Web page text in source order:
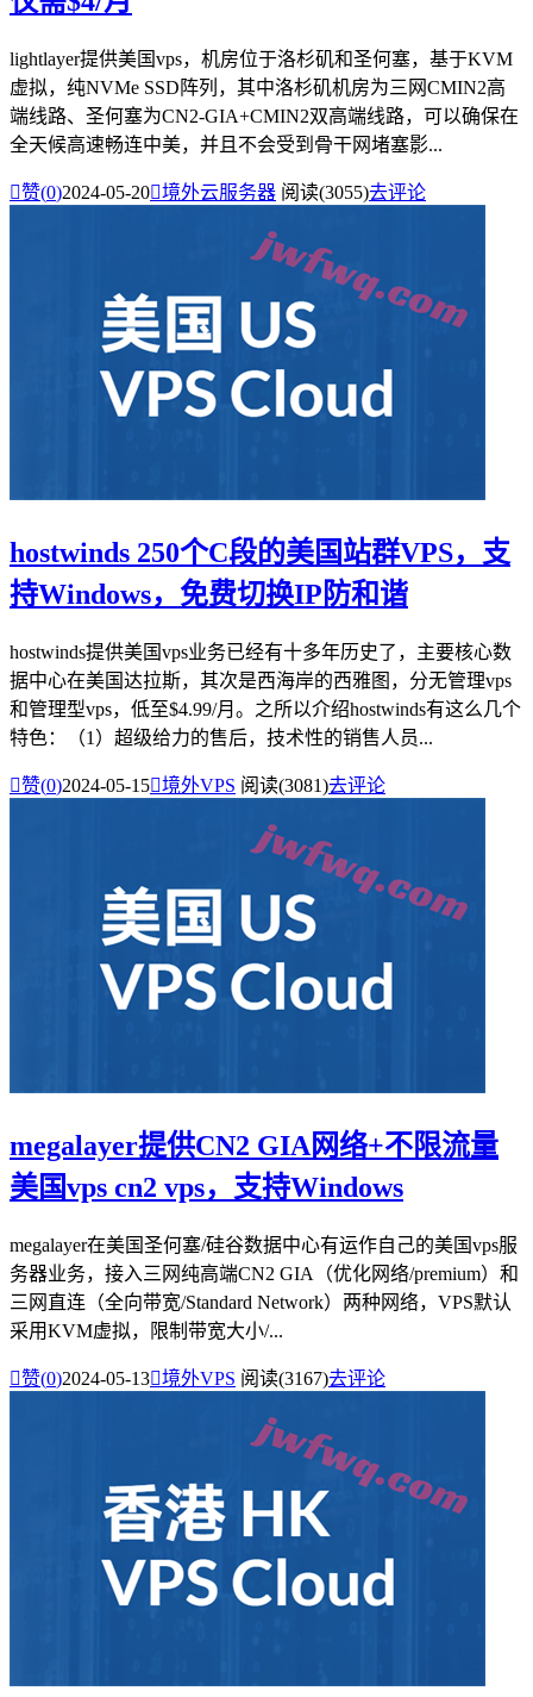
lightlayer提供美国vps，机房位于洛杉矶和圣何塞，基于KVM
虚拟，纯NVMe SSD阵列，其中洛杉矶机房为三网CMIN2高
端线路、圣何塞为CN2-GIA+CMIN2双高端线路，可以确保在
全天候高速畅连中美，并且不会受到骨干网堵塞影...
赞(0)2024-05-20境外云服务器 阅读(3055)去评论
hostwinds 250个C段的美国站群VPS，支
持Windows，免费切换IP防和谐
hostwinds提供美国vps业务已经有十多年历史了，主要核心数
据中心在美国达拉斯，其次是西海岸的西雅图，分无管理vps
和管理型vps，低至$4.99/月。之所以介绍hostwinds有这么几个
特色：（1）超级给力的售后，技术性的销售人员...
赞(0)2024-05-15境外VPS 阅读(3081)去评论
megalayer提供CN2 GIA网络+不限流量
美国vps cn2 vps，支持Windows
megalayer在美国圣何塞/硅谷数据中心有运作自己的美国vps服
务器业务，接入三网纯高端CN2 GIA（优化网络/premium）和
三网直连（全向带宽/Standard Network）两种网络，VPS默认
采用KVM虚拟，限制带宽大小/...
赞(0)2024-05-13境外VPS 阅读(3167)去评论